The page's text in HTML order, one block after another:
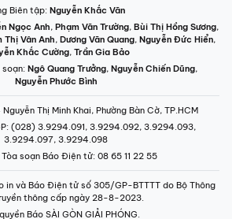
Biên tập: Nguyễn Khắc Văn
Ngọc Anh, Phạm Văn Trường, Bùi Thị Hồng Sương,
Thị Vân Anh, Dương Văn Quang, Nguyễn Đức Hiển,
Khắc Cường, Trần Gia Bảo
soạn: Ngô Quang Trưởng, Nguyễn Chiến Dũng,
Nguyễn Phước Bình
Thị Minh Khai, Phường Bàn Cờ, TP.HCM
: (028) 3.9294.091, 3.9294.092, 3.9294.093,
3.9294.097, 3.9294.098
soạn Báo Điện tử: 08 65 11 22 55
in và Báo Điện tử số 305/GP-BTTTT do Bộ Thông
thông cấp ngày 28-8-2023.
Báo SÀI GÒN GIẢI PHÓNG.